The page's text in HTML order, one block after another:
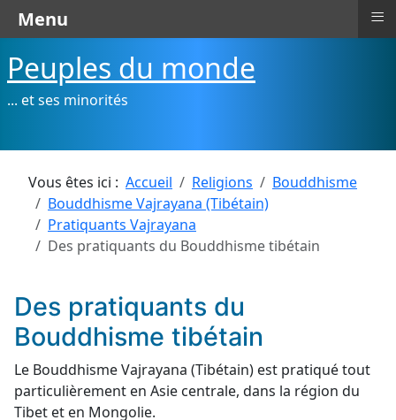
Peuples du monde
... et ses minorités
Vous êtes ici : Accueil Religions
Bouddhisme
Bouddhisme Vajrayana (Tibétain)
Pratiquants Vajrayana
Des pratiquants du Bouddhisme tibétain
Des pratiquants du
Bouddhisme tibétain
Le Bouddhisme Vajrayana (Tibétain) est pratiqué tout
particulièrement en Asie centrale, dans la région du
Tibet et en Mongolie.
Menu ≡